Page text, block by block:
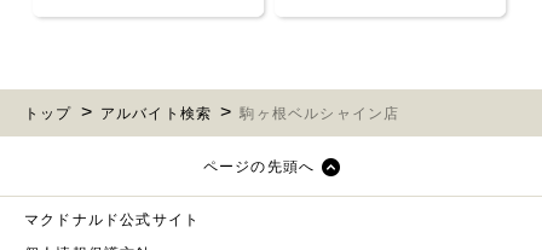
トップ アルバイト検索 駒ヶ根ベルシャイン店
ページの先頭へ
マクドナルド公式サイト